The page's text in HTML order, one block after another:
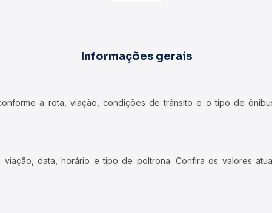
Informações gerais
a rota, viação, condições de trânsito e o tipo de
data, horário e tipo de poltrona. Confira os valores